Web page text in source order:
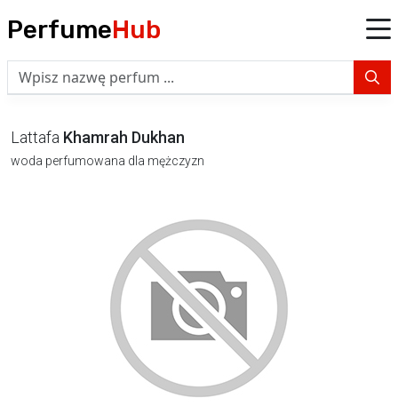
PerfumeHub
Lattafa Khamrah Dukhan
woda perfumowana dla mężczyzn